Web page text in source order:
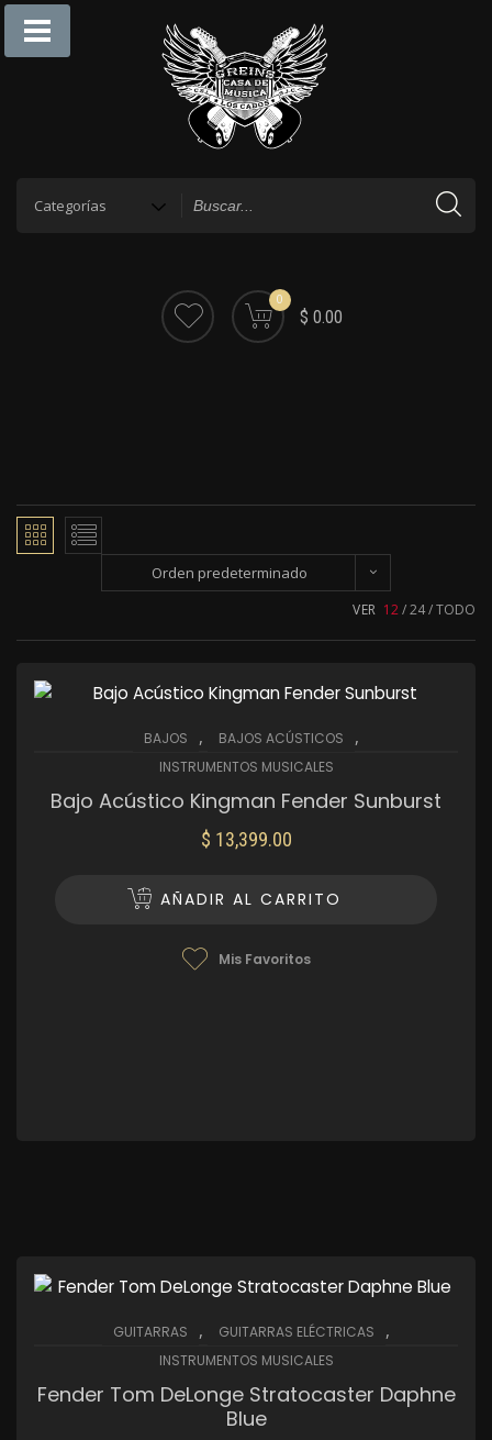
0
$ 0.00
Orden predeterminado
VER 12 24 TODO
BAJOS , BAJOS ACÚSTICOS ,
INSTRUMENTOS MUSICALES
Bajo Acústico Kingman Fender Sunburst
$ 13,399.00
AÑADIR AL CARRITO
Mis Favoritos
GUITARRAS , GUITARRAS ELÉCTRICAS ,
INSTRUMENTOS MUSICALES
Fender Tom DeLonge Stratocaster Daphne
Blue